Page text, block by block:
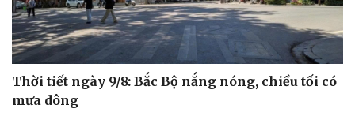
Thời tiết ngày 9/8: Bắc Bộ nắng nóng, chiều tối có
mưa dông